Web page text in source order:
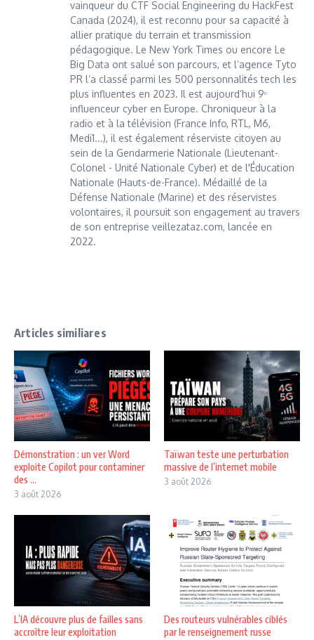
vainqueur du CTF Social Engineering du HackFest
Canada (2024), il est reconnu pour sa capacité à
allier pratique du terrain et transmission
pédagogique. Le New York Times ou encore Le
Big Data ont salué son parcours, et l’agence Tyto
PR l’a classé parmi les 500 personnalités tech les
plus influentes en 2023. Il est aujourd’hui 9ᵉ
influenceur cyber en Europe. Chroniqueur à la
radio et à la télévision (France Info, RTL, M6,
Medi1...), il est également réserviste citoyen au
sein de la Gendarmerie Nationale (Lieutenant-
Colonel - Unité Nationale Cyber) et de l'Éducation
Nationale (Hauts-de-France). Médaillé de la
Défense Nationale (Marine) et des réservistes
volontaires, il poursuit son engagement au travers
de son entreprise veillezataz.com, lancée en
2022.
Articles similiares
Démonstration : un ver Word
exploite Copilot pour contaminer
des ...
3 août 2026
Taïwan teste une perturbation
massive de l’internet mobile
3 août 2026
L’IA découvre plus de failles sans
accroître leur exploitation
Des routeurs vulnérables ciblés
par le renseignement russe